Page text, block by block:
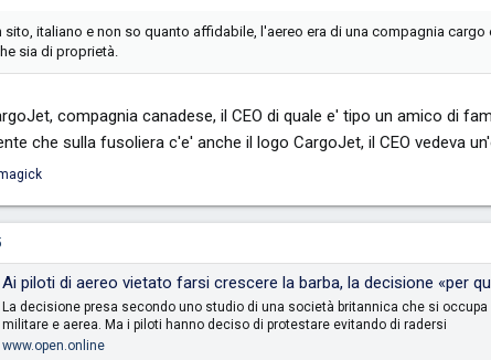
sito, italiano e non so quanto affidabile, l'aereo era di una compagnia
sia di proprietà.
compagnia canadese, il CEO di quale e' tipo un amico di
che sulla fusoliera c'e' anche il logo CargoJet, il CEO vedeva
Ai piloti di aereo vietato farsi crescere la barba, la decisione «per questioni di sicurezza» della
La decisione presa secondo uno studio di una società britannica che si
militare e aerea. Ma i piloti hanno deciso di protestare evitando di radersi
www.open.online